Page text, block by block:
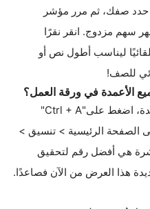
حدد صفك، ثم مرر مؤشر
سهم مزدوج. انقر نقرًا
ليناسب أطول نص أو
للصف!
الأعمدة في ورقة العمل؟
اضغط على"Ctrl + A"
الصفحة الرئيسية > تنسيق >
هي أفضل رقم لتحقيق
هذا العرض من الآن فصاعدًا.